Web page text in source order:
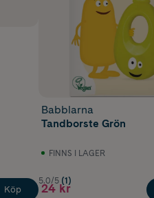
Köp
Babblarna
Tandborste Grön
FINNS I LAGER
5.0/5 (1)
24 kr